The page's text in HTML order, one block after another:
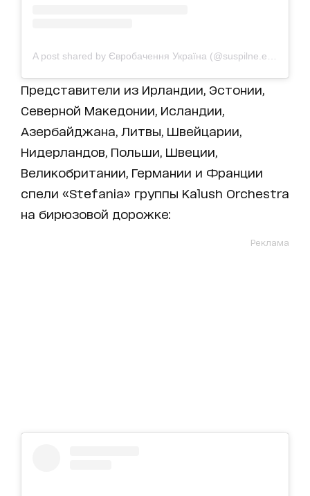
Представители из Ирландии, Эстонии,
Северной Македонии, Исландии,
Азербайджана, Литвы, Швейцарии,
Нидерландов, Польши, Швеции,
Великобритании, Германии и Франции
спели «Stefania» группы Kalush Orchestra
на бирюзовой дорожке:
Реклама